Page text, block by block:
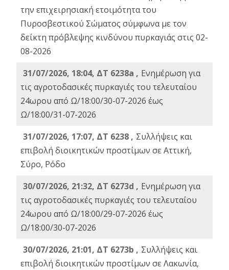
την επιχειρησιακή ετοιμότητα του
Πυροσβεστικού Σώματος σύμφωνα με τον
δείκτη πρόβλεψης κινδύνου πυρκαγιάς στις 02-
08-2026
31/07/2026, 18:04, ΔΤ 6238a , Ενημέρωση για
τις αγροτοδασικές πυρκαγιές του τελευταίου
24ωρου από Ω/18:00/30-07-2026 έως
Ω/18:00/31-07-2026
31/07/2026, 17:07, ΔΤ 6238 , Συλλήψεις και
επιβολή διοικητικών προστίμων σε Αττική,
Σύρο, Ρόδο
30/07/2026, 21:32, ΔΤ 6273d , Ενημέρωση για
τις αγροτοδασικές πυρκαγιές του τελευταίου
24ωρου από Ω/18:00/29-07-2026 έως
Ω/18:00/30-07-2026
30/07/2026, 21:01, ΔΤ 6273b , Συλλήψεις και
επιβολή διοικητικών προστίμων σε Λακωνία,